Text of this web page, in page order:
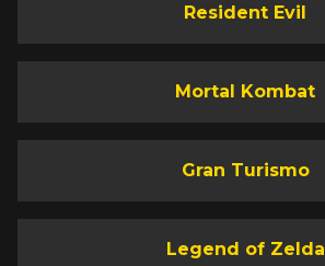
Resident Evil
Mortal Kombat
Gran Turismo
Legend of Zelda